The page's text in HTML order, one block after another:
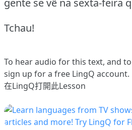
Tchau!
To hear audio for this text, and
sign up for a free LingQ account.
在LingQ打開此Lesson